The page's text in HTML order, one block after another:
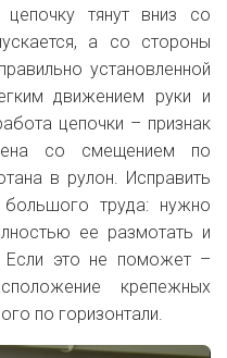
тянут вниз со
а со стороны
установленной
движением руки и
цепочки – признак
со смещением по
в рулон. Исправить
труда: нужно
ее размотать и
Если это не поможет –
крепежных
по горизонтали.